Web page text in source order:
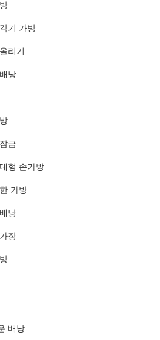
기 가방
리기
낭
금
형 손가방
가방
낭
장
배낭